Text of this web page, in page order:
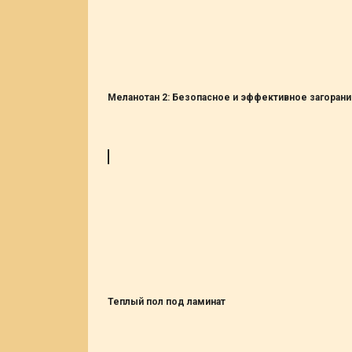
Меланотан 2: Безопасное и эффективное
Теплый пол под ламинат